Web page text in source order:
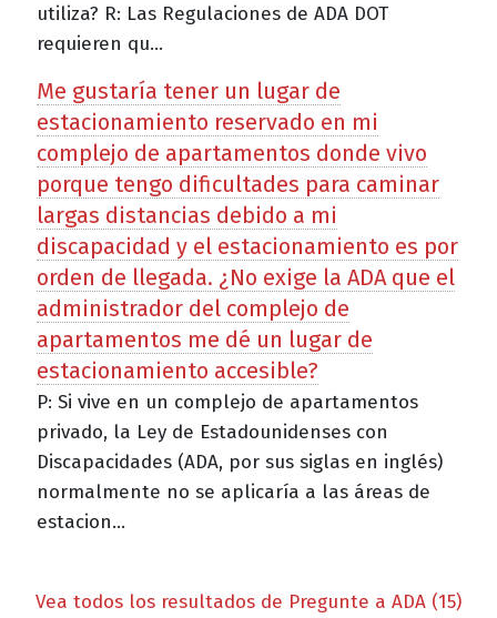
utiliza? R: Las Regulaciones de ADA DOT
requieren qu...
Me gustaría tener un lugar de
estacionamiento reservado en mi
complejo de apartamentos donde vivo
porque tengo dificultades para caminar
largas distancias debido a mi
discapacidad y el estacionamiento es por
orden de llegada. ¿No exige la ADA que el
administrador del complejo de
apartamentos me dé un lugar de
estacionamiento accesible?
P: Si vive en un complejo de apartamentos
privado, la Ley de Estadounidenses con
Discapacidades (ADA, por sus siglas en inglés)
normalmente no se aplicaría a las áreas de
estacion...
Vea todos los resultados de Pregunte a ADA (15)